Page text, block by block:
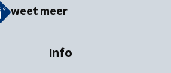
weet meer
Info